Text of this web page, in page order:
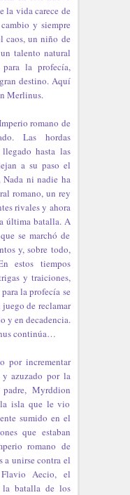
la vida carece de
y siempre
caos, un niño de
talento natural
la profecía,
destino. Aquí
Merlinus.
romano de
Las hordas
hasta las
a su paso el
Nada ni nadie ha
romano, un rey
rivales y ahora
última batalla. A
se marchó de
y, sobre todo,
estos tiempos
y traiciones,
la profecía se
de reclamar
y en decadencia.
continúa…
por incrementar
y azuzado por la
Myrddion
isla que le vio
sumido en el
que estaban
romano de
a unirse contra el
Aecio, el
la batalla de los